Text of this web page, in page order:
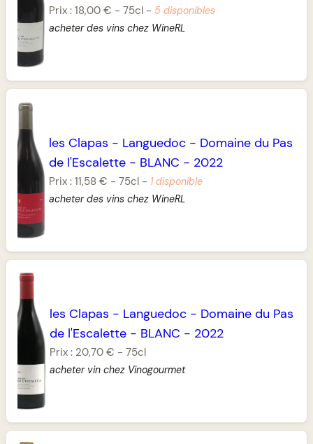
Prix :18,00 € -75cl - 5 disponibles
acheter des vins chez WineRL
les Clapas - Languedoc - Domaine du Pas
de l'Escalette - BLANC - 2022
Prix :11,58 € -75cl - 1 disponible
acheter des vins chez WineRL
les Clapas - Languedoc- Domaine du Pas
de l'Escalette- BLANC - 2022
Prix : 20,70 € - 75cl
acheter vin chez Vinogourmet